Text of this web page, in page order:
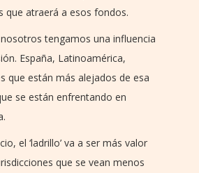
que atraerá a esos fondos.
tengamos una influencia
España, Latinoamérica,
que están más alejados de esa
se están enfrentando en
el ‘ladrillo’ va a ser más valor
que se vean menos